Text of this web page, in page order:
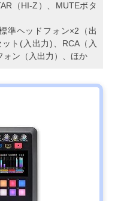
（HI-Z）、MUTEボタ
準ヘッドフォン×2（出
ト(入出力)、RCA（入
ォン（入出力）、ほか